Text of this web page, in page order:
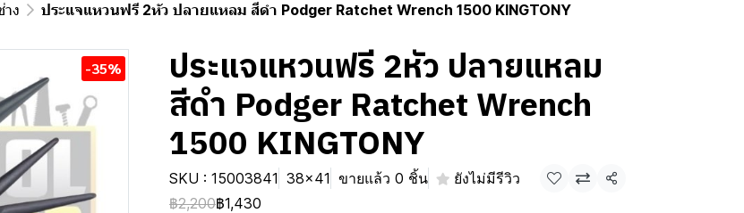
าง ประแจแหวนฟรี 2หัว ปลายแหลม สีดำ Podger Ratchet Wrench 1500 KINGTONY
-35% ประแจแหวนฟรี 2หัว ปลายแหลม
สีดำ Podger Ratchet Wrench
1500 KINGTONY
SKU : 15003841 38x41 ขายแล้ว 0 ชิ้น ยังไม่มีรีวิว
แชร์
฿2,200฿1,430